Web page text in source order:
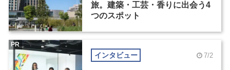
旅。建築・工芸・香りに出会う4
つのスポット
インタビュー 7/2
PR